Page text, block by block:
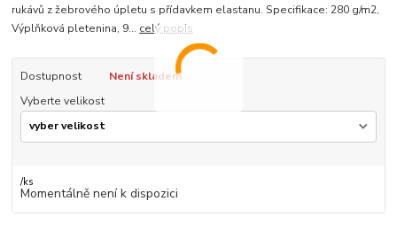
rukávů z žebrového úpletu s přídavkem elastanu. Specifikace: 280 g/m2,
Výplňková pletenina, 9... celý popis
Dostupnost
Není skladem
Vyberte velikost
/ks
Momentálně není k dispozici